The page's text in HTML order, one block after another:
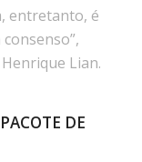
entretanto, é
Lian.
DE